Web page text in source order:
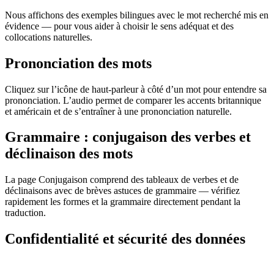
Nous affichons des exemples bilingues avec le mot recherché mis en
évidence — pour vous aider à choisir le sens adéquat et des
collocations naturelles.
Prononciation des mots
Cliquez sur l’icône de haut-parleur à côté d’un mot pour entendre sa
prononciation. L’audio permet de comparer les accents britannique
et américain et de s’entraîner à une prononciation naturelle.
Grammaire : conjugaison des verbes et
déclinaison des mots
La page Conjugaison comprend des tableaux de verbes et de
déclinaisons avec de brèves astuces de grammaire — vérifiez
rapidement les formes et la grammaire directement pendant la
traduction.
Confidentialité et sécurité des données